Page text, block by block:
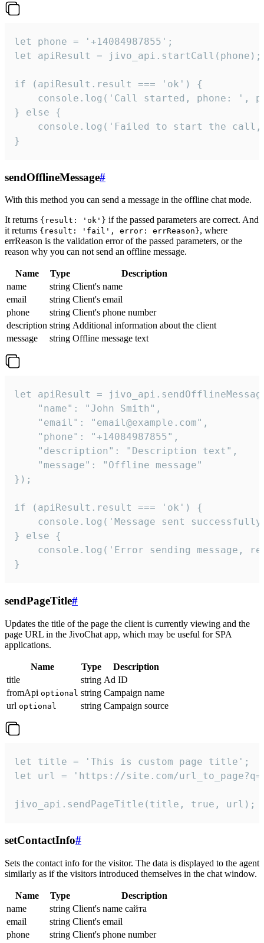
let phone = '+14084987855';
let apiResult = jivo_api.startCall(phone);
if (apiResult.result === 'ok') {
console.log('Call started, phone: ',
} else {
console.log('Failed to start the
}
sendOfflineMessage#
With this method you can send a message in the offline chat mode.
It returns {result: 'ok'} if the passed parameters are correct. And
it returns {result: 'fail', error: errReason}, where
errReason is the validation error of the passed parameters, or the
reason why you can not send an offline message.
Name Type
Description
name
string Client's name
email
string Client's email
phone
string Client's phone number
description string Additional information about the client
message
string Offline message text
let apiResult =
    "name": "John Smith",
    "email": "email@example.com",
    "phone": "+14084987855",
    "description": "Description text",
    "message": "Offline message"
});
if (apiResult.result === 'ok') {
console.log('Message sent
} else {
console.log('Error sending message,
}
sendPageTitle#
Updates the title of the page the client is currently viewing and the
page URL in the JivoChat app, which may be useful for SPA
applications.
Name Type
Description
title
string Ad ID
fromApi optional string Campaign name
url optional string Campaign source
let title = 'This is custom page title';
let url = 'https://site.com/
jivo_api.sendPageTitle(title, true, url);
setContactInfo#
Sets the contact info for the visitor. The data is displayed to the agent
similarly as if the visitors introduced themselves in the chat window.
Name Type
Description
name
string Client's name сайта
email
string Client's email
phone
string Client's phone number